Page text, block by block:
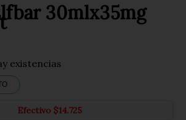
30mlx35mg
existencias
Efectivo $14.725